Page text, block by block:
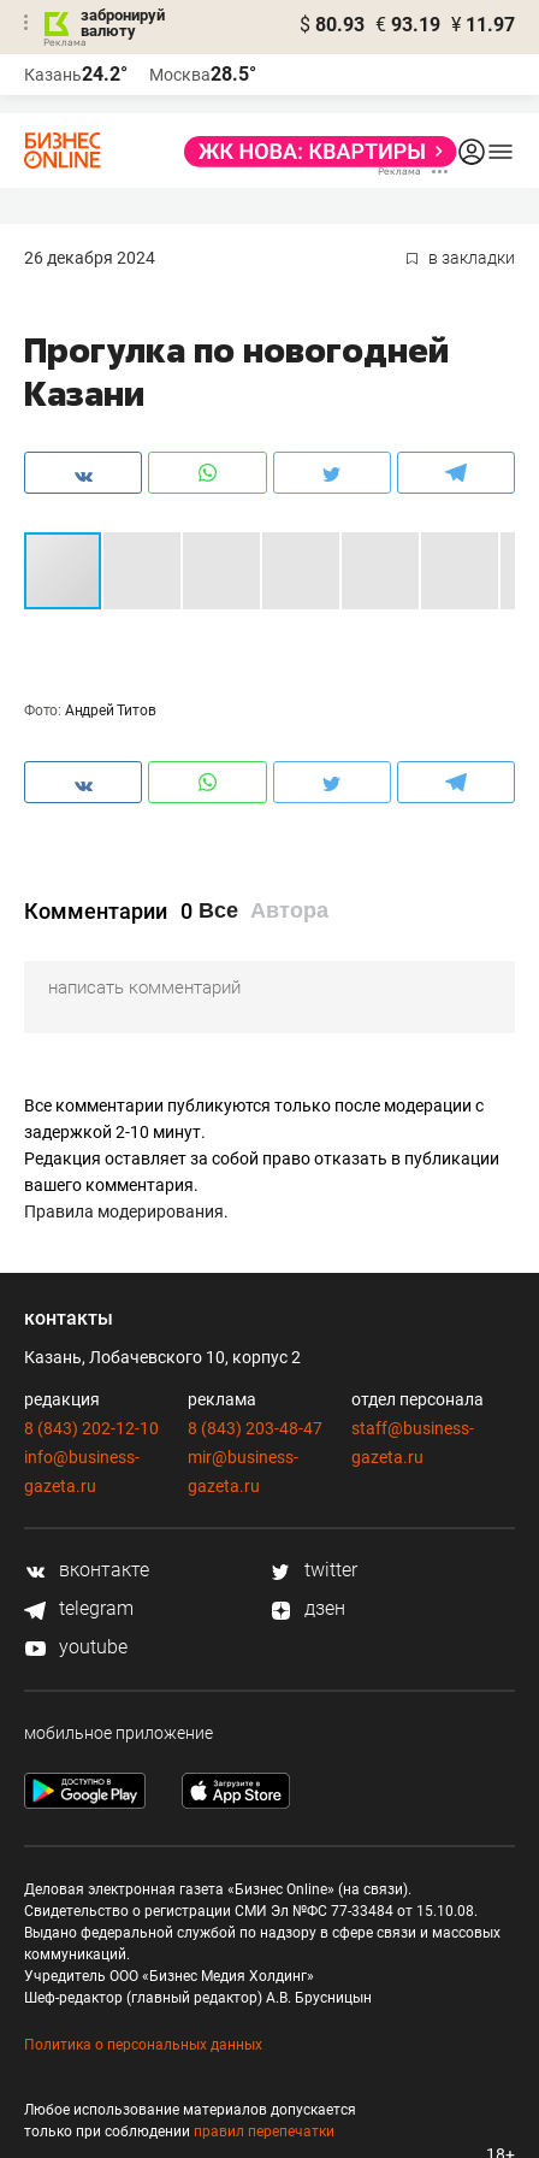
забронируй
валюту
$ 80.93 € 93.19 ¥ 11.97
Казань24.2° Москва28.5°
26 декабря 2024 в закладки
Прогулка по новогодней
Казани
Фото: Андрей Титов
Комментарии 0 Все Автора
Все комментарии публикуются только после модерации с
задержкой 2-10 минут.
Редакция оставляет за собой право отказать в публикации
вашего комментария.
Правила модерирования.
контакты
Казань, Лобачевского 10, корпус 2
редакция
8 (843) 202-12-10
info@business-
gazeta.ru
реклама
8 (843) 203-48-47
mir@business-
gazeta.ru
отдел персонала
staff@business-
gazeta.ru
вконтакте
twitter
telegram
дзен
youtube
мобильное приложение
Деловая электронная газета «Бизнес Online» (на связи).
Свидетельство о регистрации СМИ Эл №ФС 77-33484 от 15.10.08.
Выдано федеральной службой по надзору в сфере связи и массовых
коммуникаций.
Учредитель ООО «Бизнес Медия Холдинг»
Шеф-редактор (главный редактор) А.В. Брусницын
Политика о персональных данных
Любое использование материалов допускается
только при соблюдении правил перепечатки